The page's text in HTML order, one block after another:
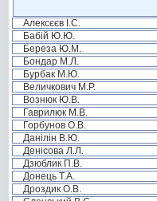
Алексєєв І.С.
Бабій Ю.Ю.
Береза Ю.М.
Бондар М.Л.
Бурбак М.Ю.
Величкович М.Р.
Вознюк Ю.В.
Гаврилюк М.В.
Горбунов О.В.
Данілін В.Ю.
Денісова Л.Л.
Дзюблик П.В.
Донець Т.А.
Дроздик О.В.